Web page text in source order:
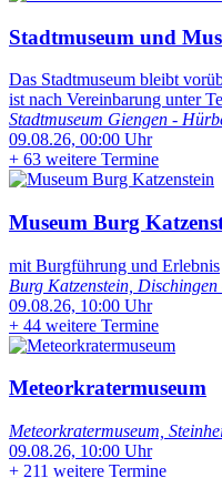
Stadtmuseum und
Das Stadtmuseum bleibt
ist nach Vereinbarung unter
Stadtmuseum Giengen -
09.08.26, 00:00 Uhr
+ 63 weitere Termine
Museum Burg
mit Burgführung und Erlebnis
Burg Katzenstein, Dischingen
09.08.26, 10:00 Uhr
+ 44 weitere Termine
Meteorkratermuseum
Meteorkratermuseum,
09.08.26, 10:00 Uhr
+ 211 weitere Termine